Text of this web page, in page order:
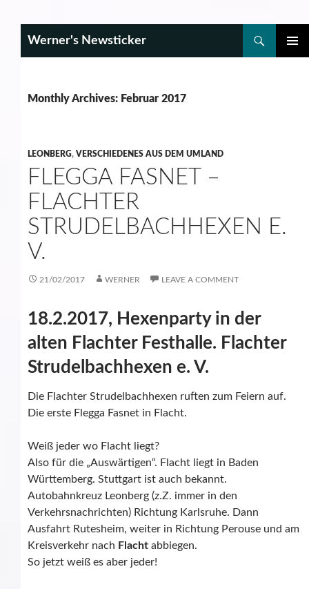
Werner's Newsticker
Monthly Archives: Februar 2017
LEONBERG, VERSCHIEDENES AUS DEM UMLAND
FLEGGA FASNET –
FLACHTER
STRUDELBACHHEXEN E.
V.
21/02/2017 WERNER LEAVE A COMMENT
18.2.2017, Hexenparty in der
alten Flachter Festhalle. Flachter
Strudelbachhexen e. V.
Die Flachter Strudelbachhexen ruften zum Feiern auf.
Die erste Flegga Fasnet in Flacht.
Weiß jeder wo Flacht liegt?
Also für die „Auswärtigen“. Flacht liegt in Baden
Württemberg. Stuttgart ist auch bekannt.
Autobahnkreuz Leonberg (z.Z. immer in den
Verkehrsnachrichten) Richtung Karlsruhe. Dann
Ausfahrt Rutesheim, weiter in Richtung Perouse und am
Kreisverkehr nach Flacht abbiegen.
So jetzt weiß es aber jeder!